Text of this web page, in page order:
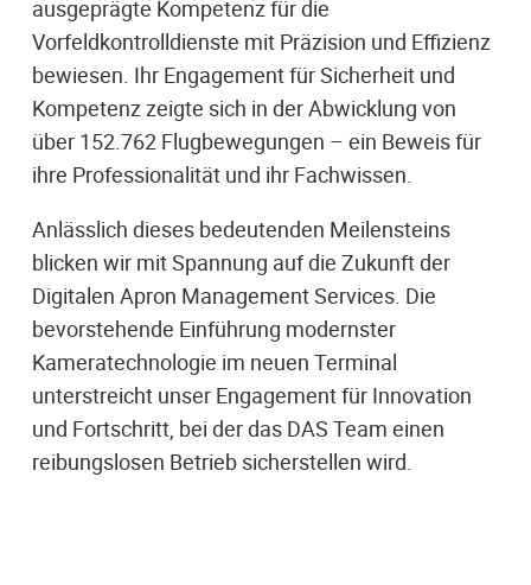
ausgeprägte Kompetenz für die
Vorfeldkontrolldienste mit Präzision und Effizienz
bewiesen. Ihr Engagement für Sicherheit und
Kompetenz zeigte sich in der Abwicklung von
über 152.762 Flugbewegungen – ein Beweis für
ihre Professionalität und ihr Fachwissen.
Anlässlich dieses bedeutenden Meilensteins
blicken wir mit Spannung auf die Zukunft der
Digitalen Apron Management Services. Die
bevorstehende Einführung modernster
Kameratechnologie im neuen Terminal
unterstreicht unser Engagement für Innovation
und Fortschritt, bei der das DAS Team einen
reibungslosen Betrieb sicherstellen wird.